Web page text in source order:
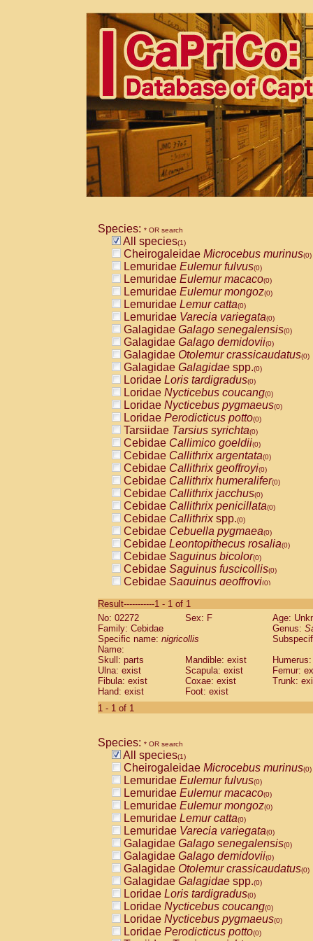
Species: * OR search
All species(1)
Cheirogaleidae Microcebus murinus(0)
Lemuridae Eulemur fulvus(0)
Lemuridae Eulemur macaco(0)
Lemuridae Eulemur mongoz(0)
Lemuridae Lemur catta(0)
Lemuridae Varecia variegata(0)
Galagidae Galago senegalensis(0)
Galagidae Galago demidovii(0)
Galagidae Otolemur crassicaudatus(0)
Galagidae Galagidae spp.(0)
Loridae Loris tardigradus(0)
Loridae Nycticebus coucang(0)
Loridae Nycticebus pygmaeus(0)
Loridae Perodicticus potto(0)
Tarsiidae Tarsius syrichta(0)
Cebidae Callimico goeldii(0)
Cebidae Callithrix argentata(0)
Cebidae Callithrix geoffroyi(0)
Cebidae Callithrix humeralifer(0)
Cebidae Callithrix jacchus(0)
Cebidae Callithrix penicillata(0)
Cebidae Callithrixspp.(0)
Cebidae Cebuella pygmaea(0)
Cebidae Leontopithecus rosalia(0)
Cebidae Saguinus bicolor(0)
Cebidae Saguinus fuscicollis(0)
Cebidae Saguinus geoffroyi(0)
CebidaeSaguinus labiatus(0)
Cebidae Saguinus leucopus (0)
Cebidae
CebidaeSaguinus mystax
Cebidae Saguinus nigricollis (1)
Cebidae Saguinus oedipus
Cebidae Saguinus weddelli
Cebidae Saguinusspp.
Cebidae
CebidaeCebus capucinus
CebidaeCebus nigrivittatus
CebidaeCebus spp.(0)
CebidaeSaimiri boliviensis(0)
CebidaeSaimiri sciureus(0)
AtelidaeAlouatta caraya(0)
AtelidaeAlouatta fusca(0)
AtelidaeAlouatta seniculus(0)
AtelidaeAlouattaspp.(0)
AtelidaeAteles belzebuth(0)
AtelidaeAteles geoffroyi(0)
AtelidaeAteles paniscus(0)
AtelidaeAtelesspp.(0)
AtelidaeLagothrix lagothricha(0)
AtelidaeLagothrix lagothricha cana
PitheciidaeCacajao calvus
Result-----------1 - 1 of 1
No: 02272
Sex: F
Age:
Family: Cebidae
Genus:
Specific name: nigricollis
Name:
Skull: parts
Mandible: exist
Ulna: exist
Scapula: exist
Femur:
Fibula: exist
Coxae: exist
Trunk:
Hand: exist
Foot: exist
1 - 1 of 1
Species: * OR search
All species(1)
Cheirogaleidae Microcebus murinus(0)
Lemuridae Eulemur fulvus(0)
Lemuridae Eulemur macaco(0)
Lemuridae Eulemur mongoz(0)
Lemuridae Lemur catta(0)
Lemuridae Varecia variegata(0)
Galagidae Galago senegalensis(0)
Galagidae Galago demidovii(0)
Galagidae Otolemur crassicaudatus(0)
Galagidae Galagidae spp.(0)
Loridae Loris tardigradus(0)
Loridae Nycticebus coucang(0)
Loridae Nycticebus pygmaeus(0)
Loridae Perodicticus potto(0)